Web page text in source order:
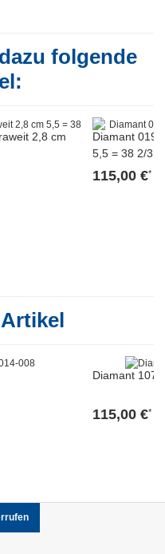
folgende
2,8 cm
Diamant
5,5 = 38 2/3
115,00 €*
Diamant 107-
115,00 €*